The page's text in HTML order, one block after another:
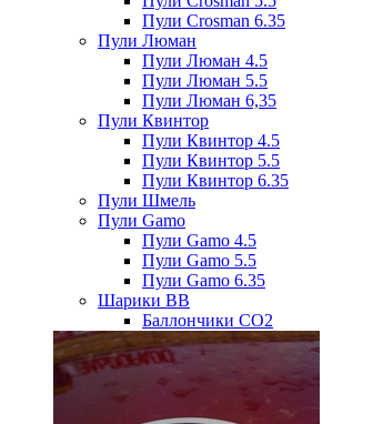
Пули Crosman 6.35
Пули Люман
Пули Люман 4.5
Пули Люман 5.5
Пули Люман 6,35
Пули Квинтор
Пули Квинтор 4.5
Пули Квинтор 5.5
Пули Квинтор 6.35
Пули Шмель
Пули Gamo
Пули Gamo 4.5
Пули Gamo 5.5
Пули Gamo 6.35
Шарики BB
Баллончики CO2